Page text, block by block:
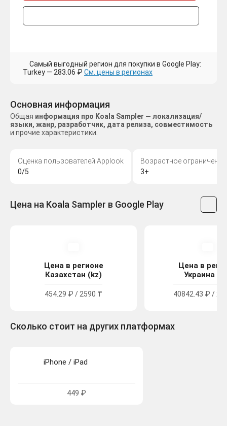
Самый выгодный регион для покупки в Google Play:
Turkey — 283.06 ₽ См. цены в регионах
Основная информация
Общая информация про Koala Sampler — локализация/
языки, жанр, разработчик, дата релиза, совместимость
и прочие характеристики.
Оценка пользователей Applook
0/5
Возрастное ограничение
3+
Цена на Koala Sampler в Google Play
Цена в регионе
Казахстан (kz)
454.29 ₽ / 2590 ₸
Цена в
Украина
40842.43 ₽ /
Сколько стоит на других платформах
iPhone / iPad
449 ₽